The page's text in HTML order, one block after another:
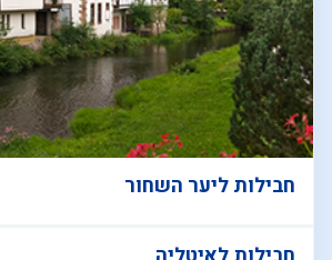
חבילות ליער השחור